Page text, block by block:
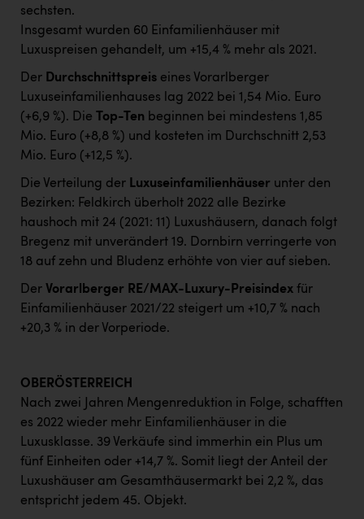
sechsten.
Insgesamt wurden 60 Einfamilienhäuser mit
Luxuspreisen gehandelt, um +15,4 % mehr als 2021.
Der Durchschnittspreis eines Vorarlberger
Luxuseinfamilienhauses lag 2022 bei 1,54 Mio. Euro
(+6,9 %). Die Top-Ten beginnen bei mindestens 1,85
Mio. Euro (+8,8 %) und kosteten im Durchschnitt 2,53
Mio. Euro (+12,5 %).
Die Verteilung der Luxuseinfamilienhäuser unter den
Bezirken: Feldkirch überholt 2022 alle Bezirke
haushoch mit 24 (2021: 11) Luxushäusern, danach folgt
Bregenz mit unverändert 19. Dornbirn verringerte von
18 auf zehn und Bludenz erhöhte von vier auf sieben.
Der Vorarlberger RE/MAX-Luxury-Preisindex für
Einfamilienhäuser 2021/22 steigert um +10,7 % nach
+20,3 % in der Vorperiode.
OBERÖSTERREICH
Nach zwei Jahren Mengenreduktion in Folge, schafften
es 2022 wieder mehr Einfamilienhäuser in die
Luxusklasse. 39 Verkäufe sind immerhin ein Plus um
fünf Einheiten oder +14,7 %. Somit liegt der Anteil der
Luxushäuser am Gesamthäusermarkt bei 2,2 %, das
entspricht jedem 45. Objekt.